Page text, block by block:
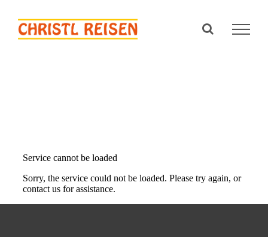
content